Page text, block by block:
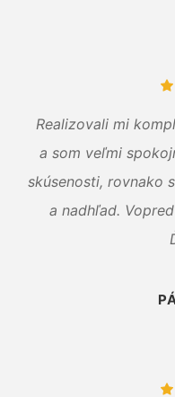
Realizovali mi
a som veľmi
skúsenosti, rovnako
a nadhľad.